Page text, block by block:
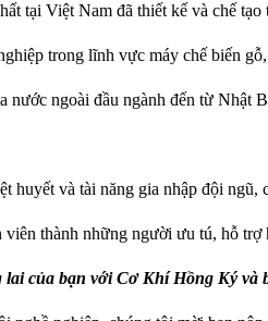
tại Việt Nam đã thiết kế và chế
trong lĩnh vực máy chế biến
ngoài đầu ngành đến từ Nhật
huyết và tài năng gia nhập đội
thành những người ưu tú, hỗ
của bạn với Cơ Khí Hồng Ký